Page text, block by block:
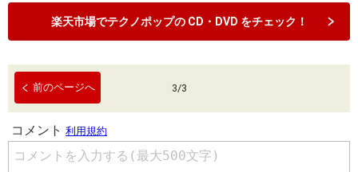
楽天市場でテクノポップの CD・DVD をチェック！
前のページへ 3/3